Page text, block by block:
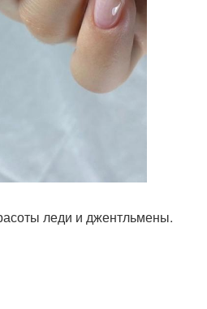
леди и джентльмены.